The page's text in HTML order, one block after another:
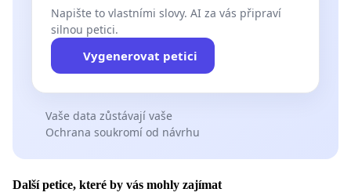
Napište to vlastními slovy. AI za vás připraví
silnou petici.
Vygenerovat petici
Vaše data zůstávají vaše
Ochrana soukromí od návrhu
Další petice, které by vás mohly zajímat